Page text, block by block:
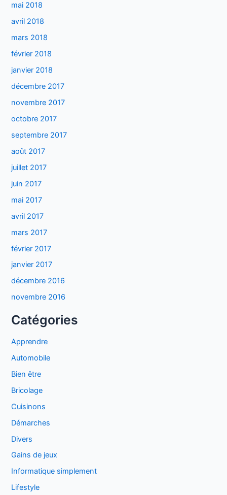
mai 2018
avril 2018
mars 2018
février 2018
janvier 2018
décembre 2017
novembre 2017
octobre 2017
septembre 2017
août 2017
juillet 2017
juin 2017
mai 2017
avril 2017
mars 2017
février 2017
janvier 2017
décembre 2016
novembre 2016
Catégories
Apprendre
Automobile
Bien être
Bricolage
Cuisinons
Démarches
Divers
Gains de jeux
Informatique simplement
Lifestyle